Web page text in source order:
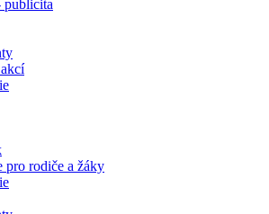
publicita
pro rodiče a žáky